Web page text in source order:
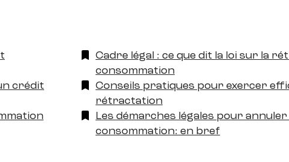
crédit
Cadre légal : ce que dit la loi sur la
consommation
Conseils pratiques pour exercer
rétractation
Les démarches légales pour
consommation: en bref